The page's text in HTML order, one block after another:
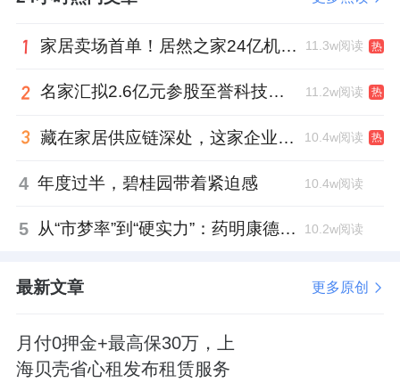
家居卖场首单！居然之家24亿机构间REITs获深交所无异议函 11.3w阅读 热
名家汇拟2.6亿元参股至誉科技，跨界布局工业级固态存储 11.2w阅读 热
藏在家居供应链深处，这家企业正在悄悄转型 10.4w阅读 热
4 年度过半，碧桂园带着紧迫感 10.4w阅读
5 从“市梦率”到“硬实力”：药明康德如何用业绩填平2021年估值鸿沟？ 10.2w阅读
最新文章 更多原创
月付0押金+最高保30万，上
海贝壳省心租发布租赁服务